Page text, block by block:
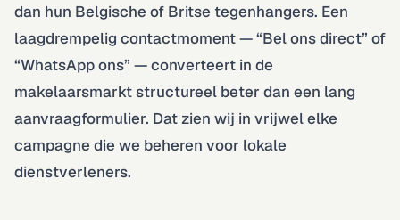
dan hun Belgische of Britse tegenhangers. Een
laagdrempelig contactmoment — “Bel ons direct” of
“WhatsApp ons” — converteert in de
makelaarsmarkt structureel beter dan een lang
aanvraagformulier. Dat zien wij in vrijwel elke
campagne die we beheren voor lokale
dienstverleners.